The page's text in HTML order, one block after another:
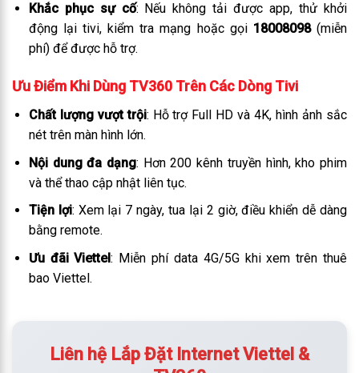
Khắc phục sự cố: Nếu không tải được app, thử khởi
động lại tivi, kiểm tra mạng hoặc gọi 18008098(miễn
phí) để được hỗ trợ.
Ưu Điểm Khi Dùng TV360 Trên Các Dòng Tivi
Chất lượng vượt trội: Hỗ trợ Full HD và 4K, hình ảnh sắc
nét trên màn hình lớn.
Nội dung đa dạng: Hơn 200 kênh truyền hình, kho phim
và thể thao cập nhật liên tục.
Tiện lợi: Xem lại 7 ngày, tua lại 2 giờ, điều khiển dễ dàng
bằng remote.
Ưu đãi Viettel: Miễn phí data 4G/5G khi xem trên thuê
bao Viettel.
Liên hệ Lắp Đặt Internet Viettel &